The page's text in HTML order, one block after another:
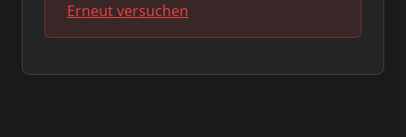
Erneut versuchen